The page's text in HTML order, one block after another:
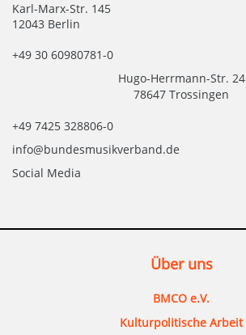
Karl-Marx-Str. 145
12043 Berlin
+49 30 60980781-0
Hugo-Herrmann-Str. 24
78647 Trossingen
+49 7425 328806-0
info@bundesmusikverband.de
Social Media
Über uns
BMCO e.V.
Kulturpolitische Arbeit